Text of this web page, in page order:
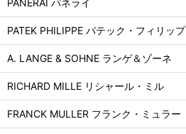
PANERAI パネライ
PATEK PHILIPPE パテック・フィリップ
A. LANGE & SOHNE ランゲ＆ゾーネ
RICHARD MILLE リシャール・ミル
FRANCK MULLER フランク・ミュラー